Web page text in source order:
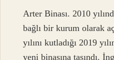
Arter Binası. 2010
bağlı bir kurum olarak
yılını kutladığı 2019
yeni binasına taşındı.